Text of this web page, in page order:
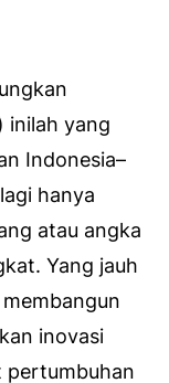
inilah yang
Indonesia–
hanya
atau angka
Yang jauh
inovasi
pertumbuhan